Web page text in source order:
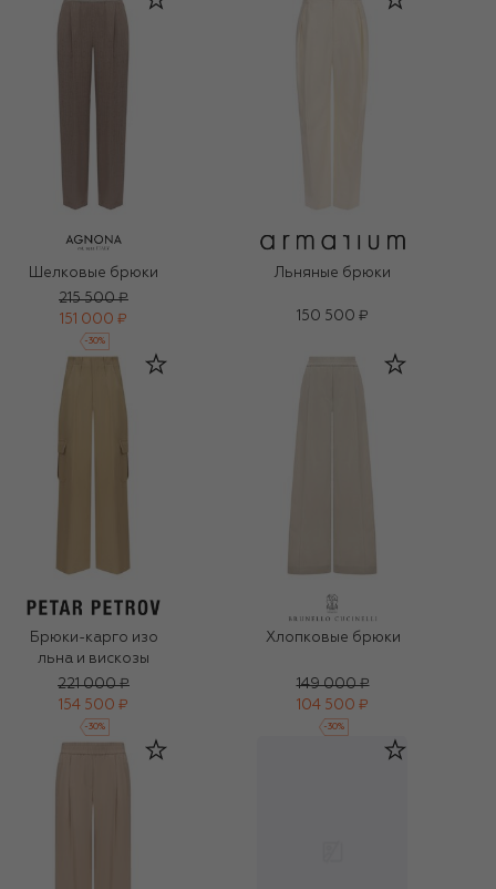
Шелковые брюки
215 500 ₽
151 000 ₽
-30%
Льняные брюки
150 500 ₽
Брюки-карго изо
льна и вискозы
221 000 ₽
154 500 ₽
-30%
Хлопковые брюки
149 000 ₽
104 500 ₽
-30%